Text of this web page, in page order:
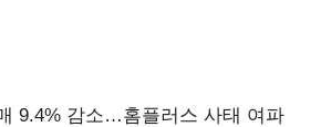
9.4% 감소…홈플러스 사태 여파